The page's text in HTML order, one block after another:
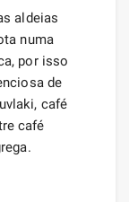
aldeias
numa
por isso
de
café
café